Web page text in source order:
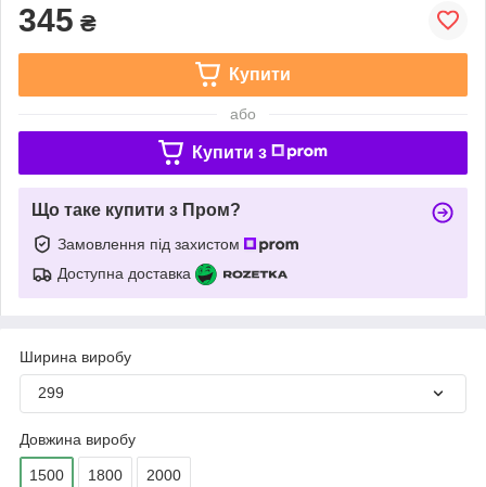
345 ₴
Купити
або
Купити з
Що таке купити з Пром?
Замовлення під захистом
Доступна доставка
Ширина виробу
299
Довжина виробу
1500 1800 2000